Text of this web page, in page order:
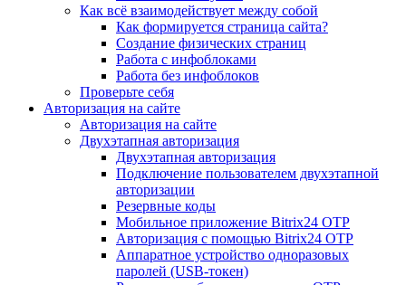
Как всё взаимодействует между собой
Как формируется страница сайта?
Создание физических страниц
Работа с инфоблоками
Работа без инфоблоков
Проверьте себя
Авторизация на сайте
Авторизация на сайте
Двухэтапная авторизация
Двухэтапная авторизация
Подключение пользователем двухэтапной
авторизации
Резервные коды
Мобильное приложение Bitrix24 OTP
Авторизация с помощью Bitrix24 OTP
Аппаратное устройство одноразовых
паролей (USB-токен)